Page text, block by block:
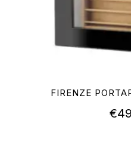
FIRENZE
€